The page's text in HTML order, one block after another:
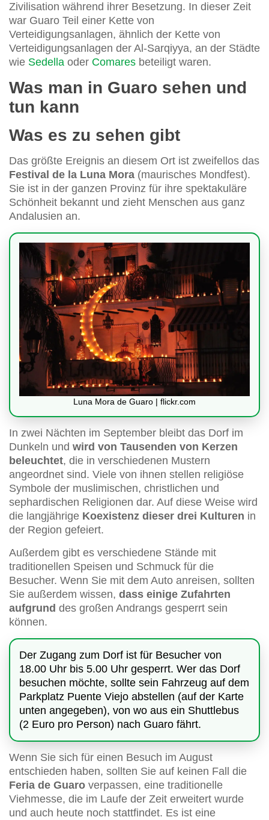
Zivilisation während ihrer Besetzung. In dieser Zeit
war Guaro Teil einer Kette von
Verteidigungsanlagen, ähnlich der Kette von
Verteidigungsanlagen der Al-Sarqiyya, an der Städte
wie Sedella oder Comares beteiligt waren.
Was man in Guaro sehen und
tun kann
Was es zu sehen gibt
Das größte Ereignis an diesem Ort ist zweifellos das
Festival de la Luna Mora (maurisches Mondfest).
Sie ist in der ganzen Provinz für ihre spektakuläre
Schönheit bekannt und zieht Menschen aus ganz
Andalusien an.
Luna Mora de Guaro | flickr.com
In zwei Nächten im September bleibt das Dorf im
Dunkeln und wird von Tausenden von Kerzen
beleuchtet, die in verschiedenen Mustern
angeordnet sind. Viele von ihnen stellen religiöse
Symbole der muslimischen, christlichen und
sephardischen Religionen dar. Auf diese Weise wird
die langjährige Koexistenz dieser drei Kulturen in
der Region gefeiert.
Außerdem gibt es verschiedene Stände mit
traditionellen Speisen und Schmuck für die
Besucher. Wenn Sie mit dem Auto anreisen, sollten
Sie außerdem wissen, dass einige Zufahrten
aufgrund des großen Andrangs gesperrt sein
können.
Der Zugang zum Dorf ist für Besucher von
18.00 Uhr bis 5.00 Uhr gesperrt. Wer das Dorf
besuchen möchte, sollte sein Fahrzeug auf dem
Parkplatz Puente Viejo abstellen (auf der Karte
unten angegeben), von wo aus ein Shuttlebus
(2 Euro pro Person) nach Guaro fährt.
Wenn Sie sich für einen Besuch im August
entschieden haben, sollten Sie auf keinen Fall die
Feria de Guaro verpassen, eine traditionelle
Viehmesse, die im Laufe der Zeit erweitert wurde
und auch heute noch stattfindet. Es ist eine